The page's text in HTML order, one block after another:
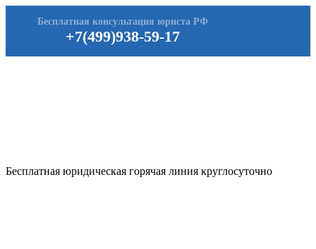
+7(499)938-59-17
Бесплатная консультация юриста РФ
Бесплатная юридическая горячая линия круглосуточно